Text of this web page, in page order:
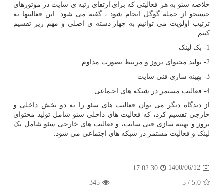
خلاصه سئو به هر فعالیتی که برای ارتقای رتبه ی سایت در موتورهای
جستجو از جمله گوگل انجام شود ، گفته می شود. این فعالیتها به
ترتیب اولویت می توانیم به چهار دسته ی اصلی و مهم زیر تقسیم
کنیم:
1- بک لینک
2- تولید محتوای بروز و مرتبط بصورت مداوم
3- بهینه سازی فنی سایت
4- فعالیت مستمر در شبکه های اجتماعی
از دیدگاه دیگر می توان فعالیت های سئو را به دو بخش داخلی و
خارجی تقسیم کرد، که فعالیت های داخلی سئو شامل تولید محتوای
بروز و بهینه سازی فنی سایت، و فعالیت های خارجی سئو شامل بک
لینک و فعالیت مستمر در شبکه های اجتماعی می شود.
1400/06/12
17:02:30
5.0
/
5
345